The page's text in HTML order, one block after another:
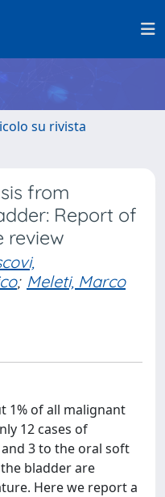
su rivista
from
Report of
review
; Meleti, Marco
1% of all malignant
12 cases of
3 to the oral soft
bladder are
Here we report a